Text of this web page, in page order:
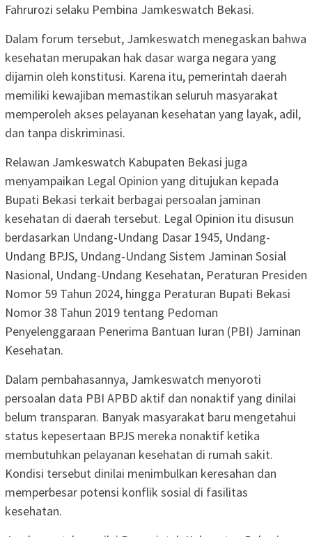
Fahrurozi selaku Pembina Jamkeswatch Bekasi.
Dalam forum tersebut, Jamkeswatch menegaskan bahwa
kesehatan merupakan hak dasar warga negara yang
dijamin oleh konstitusi. Karena itu, pemerintah daerah
memiliki kewajiban memastikan seluruh masyarakat
memperoleh akses pelayanan kesehatan yang layak, adil,
dan tanpa diskriminasi.
Relawan Jamkeswatch Kabupaten Bekasi juga
menyampaikan Legal Opinion yang ditujukan kepada
Bupati Bekasi terkait berbagai persoalan jaminan
kesehatan di daerah tersebut. Legal Opinion itu disusun
berdasarkan Undang-Undang Dasar 1945, Undang-
Undang BPJS, Undang-Undang Sistem Jaminan Sosial
Nasional, Undang-Undang Kesehatan, Peraturan Presiden
Nomor 59 Tahun 2024, hingga Peraturan Bupati Bekasi
Nomor 38 Tahun 2019 tentang Pedoman
Penyelenggaraan Penerima Bantuan Iuran (PBI) Jaminan
Kesehatan.
Dalam pembahasannya, Jamkeswatch menyoroti
persoalan data PBI APBD aktif dan nonaktif yang dinilai
belum transparan. Banyak masyarakat baru mengetahui
status kepesertaan BPJS mereka nonaktif ketika
membutuhkan pelayanan kesehatan di rumah sakit.
Kondisi tersebut dinilai menimbulkan keresahan dan
memperbesar potensi konflik sosial di fasilitas
kesehatan.